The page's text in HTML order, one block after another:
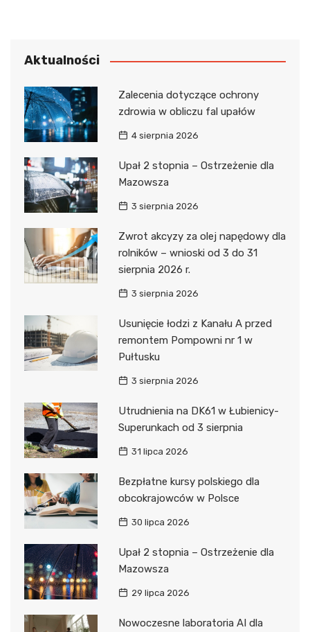
Aktualności
Zalecenia dotyczące ochrony
zdrowia w obliczu fal upałów
4 sierpnia 2026
Upał 2 stopnia – Ostrzeżenie dla
Mazowsza
3 sierpnia 2026
Zwrot akcyzy za olej napędowy dla
rolników – wnioski od 3 do 31
sierpnia 2026 r.
3 sierpnia 2026
Usunięcie łodzi z Kanału A przed
remontem Pompowni nr 1 w
Pułtusku
3 sierpnia 2026
Utrudnienia na DK61 w Łubienicy-
Superunkach od 3 sierpnia
31 lipca 2026
Bezpłatne kursy polskiego dla
obcokrajowców w Polsce
30 lipca 2026
Upał 2 stopnia – Ostrzeżenie dla
Mazowsza
29 lipca 2026
Nowoczesne laboratoria AI dla